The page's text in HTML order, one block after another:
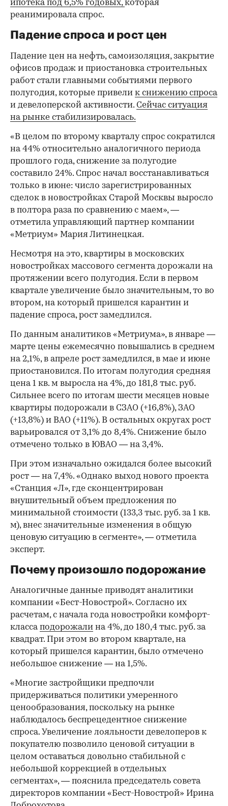
ипотека под 6,5% годовых,которая
реанимировала спрос.
Падение спроса и рост цен
Падение цен на нефть, самоизоляция, закрытие
офисов продаж и приостановка строительных
работ стали главными событиями первого
полугодия, которые привели к снижению спроса
и девелоперской активности. Сейчас ситуация
на рынке стабилизировалась.
«В целом по второму кварталу спрос сократился
на 44% относительно аналогичного периода
прошлого года, снижение за полугодие
составило 24%. Спрос начал восстанавливаться
только в июне: число зарегистрированных
сделок в новостройках Старой Москвы выросло
в полтора раза по сравнению с маем», —
отметила управляющий партнер компании
«Метриум» Мария Литинецкая.
Несмотря на это, квартиры в московских
новостройках массового сегмента дорожали на
протяжении всего полугодия. Если в первом
квартале увеличение было значительным, то во
втором, на который пришелся карантин и
падение спроса, рост замедлился.
По данным аналитиков «Метриума», в январе —
марте цены ежемесячно повышались в среднем
на 2,1%, в апреле рост замедлился, в мае и июне
приостановился. По итогам полугодия средняя
цена 1 кв. м выросла на 4%, до 181,8 тыс. руб.
Сильнее всего по итогам шести месяцев новые
квартиры подорожали в СЗАО (+16,8%), ЗАО
(+13,8%) и ВАО (+11%). В остальных округах рост
варьировался от 3,1% до 8,4%. Снижение было
отмечено только в ЮВАО — на 3,4%.
При этом изначально ожидался более высокий
рост — на 7,4%. «Однако выход нового проекта
«Станция «Л», где сконцентрирован
внушительный объем предложения по
минимальной стоимости (133,3 тыс. руб. за 1 кв.
м), внес значительные изменения в общую
ценовую ситуацию в сегменте», — отметила
эксперт.
Почему произошло подорожание
Аналогичные данные приводят аналитики
компании «Бест-Новострой». Согласно их
расчетам, с начала года новостройки комфорт-
классаподорожали на 4%, до 180,4 тыс. руб. за
квадрат. При этом во втором квартале, на
который пришелся карантин, было отмечено
небольшое снижение — на 1,5%.
«Многие застройщики предпочли
придерживаться политики умеренного
ценообразования, поскольку на рынке
наблюдалось беспрецедентное снижение
спроса. Увеличение лояльности девелоперов к
покупателю позволило ценовой ситуации в
целом оставаться довольно стабильной с
небольшой коррекцией в отдельных
сегментах», — пояснила председатель совета
директоров компании «Бест-Новострой» Ирина